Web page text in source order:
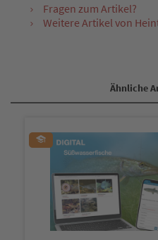
Fragen zum Artikel?
Weitere Artikel von
Ähnliche